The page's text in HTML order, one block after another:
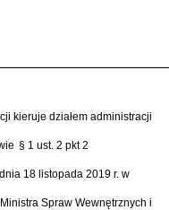
kieruje działem administracji
§ 1 ust. 2 pkt 2
18 listopada 2019 r. w
Spraw Wewnętrznych i